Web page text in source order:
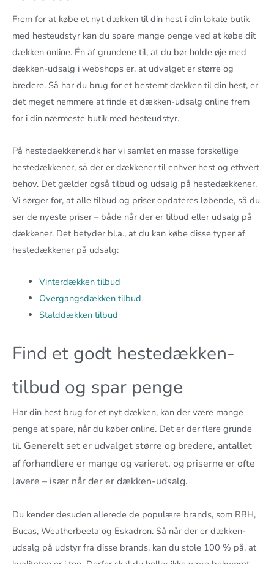
Frem for at købe et nyt dækken til din hest i din lokale butik
med hesteudstyr kan du spare mange penge ved at købe dit
dækken online. Én af grundene til, at du bør holde øje med
dækken-udsalg i webshops er, at udvalget er større og
bredere. Så har du brug for et bestemt dækken til din hest, er
det meget nemmere at finde et dækken-udsalg online frem
for i din nærmeste butik med hesteudstyr.
På hestedaekkener.dk har vi samlet en masse forskellige
hestedækkener, så der er dækkener til enhver hest og ethvert
behov. Det gælder også tilbud og udsalg på hestedækkener.
Vi sørger for, at alle tilbud og priser opdateres løbende, så du
ser de nyeste priser – både når der er tilbud eller udsalg på
dækkener. Det betyder bl.a., at du kan købe disse typer af
hestedækkener på udsalg:
Vinterdækken tilbud
Overgangsdækken tilbud
Stalddækken tilbud
Find et godt hestedækken-
tilbud og spar penge
Har din hest brug for et nyt dækken, kan der være mange
penge at spare, når du køber online. Det er der flere grunde
til. Generelt set er udvalget større og bredere, antallet
af forhandlere er mange og varieret, og priserne er ofte
lavere – især når der er dækken-udsalg.
Du kender desuden allerede de populære brands, som RBH,
Bucas, Weatherbeeta og Eskadron. Så når der er dækken-
udsalg på udstyr fra disse brands, kan du stole 100 % på, at